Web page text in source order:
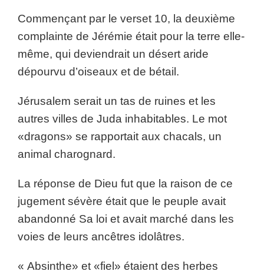
Commençant par le verset 10, la deuxième
complainte de Jérémie était pour la terre elle-
même, qui deviendrait un désert aride
dépourvu d’oiseaux et de bétail.
Jérusalem serait un tas de ruines et les
autres villes de Juda inhabitables. Le mot
«dragons» se rapportait aux chacals, un
animal charognard.
La réponse de Dieu fut que la raison de ce
jugement sévère était que le peuple avait
abandonné Sa loi et avait marché dans les
voies de leurs ancêtres idolâtres.
« Absinthe» et «fiel» étaient des herbes